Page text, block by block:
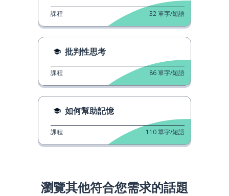
課程 32單字/短語
批判性思考
課程 86單字/短語
如何幫助記憶
課程 110單字/短語
瀏覽其他符合您需求的話題